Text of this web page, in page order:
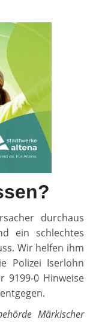
durchaus
ein schlechtes
Wir helfen ihm
Polizei Iserlohn
9199-0 Hinweise
Märkischer